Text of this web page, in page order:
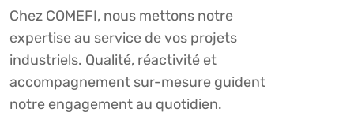
Chez COMEFI, nous mettons notre
expertise au service de vos projets
industriels. Qualité, réactivité et
accompagnement sur-mesure guident
notre engagement au quotidien.